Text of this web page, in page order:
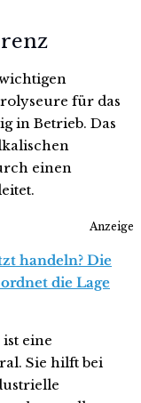
für das
in Betrieb. Das
einen
Anzeige
handeln? Die
die Lage
eine
Sie hilft bei